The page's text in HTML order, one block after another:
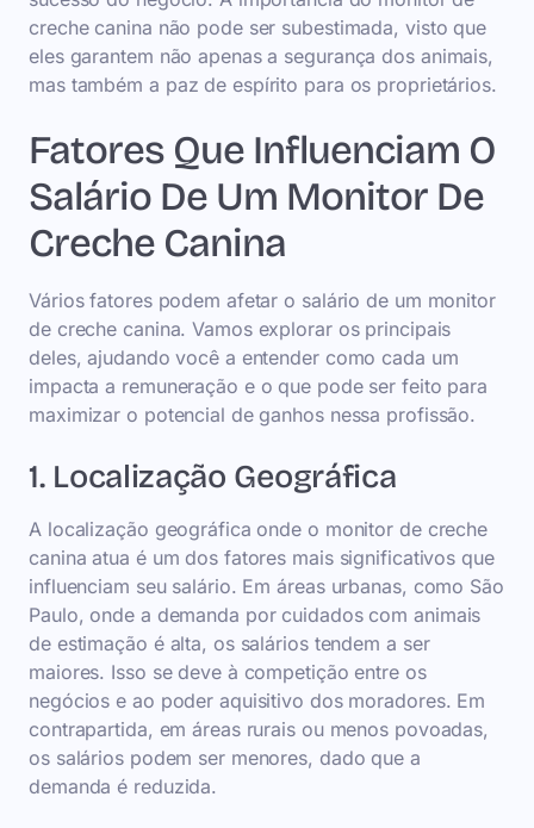
creche canina não pode ser subestimada, visto que
eles garantem não apenas a segurança dos animais,
mas também a paz de espírito para os proprietários.
Fatores Que Influenciam O
Salário De Um Monitor De
Creche Canina
Vários fatores podem afetar o salário de um monitor
de creche canina. Vamos explorar os principais
deles, ajudando você a entender como cada um
impacta a remuneração e o que pode ser feito para
maximizar o potencial de ganhos nessa profissão.
1. Localização Geográfica
A localização geográfica onde o monitor de creche
canina atua é um dos fatores mais significativos que
influenciam seu salário. Em áreas urbanas, como São
Paulo, onde a demanda por cuidados com animais
de estimação é alta, os salários tendem a ser
maiores. Isso se deve à competição entre os
negócios e ao poder aquisitivo dos moradores. Em
contrapartida, em áreas rurais ou menos povoadas,
os salários podem ser menores, dado que a
demanda é reduzida.